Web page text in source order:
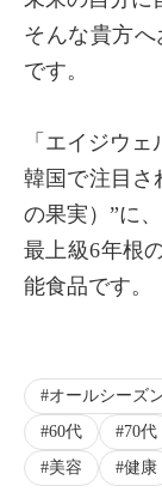
×
そんな貴方
です。
「エイジウェ
韓国で注目さ
の果実）”に、
最上級6年根
能食品です。
オールシーズ
60代
70代
美容
健康